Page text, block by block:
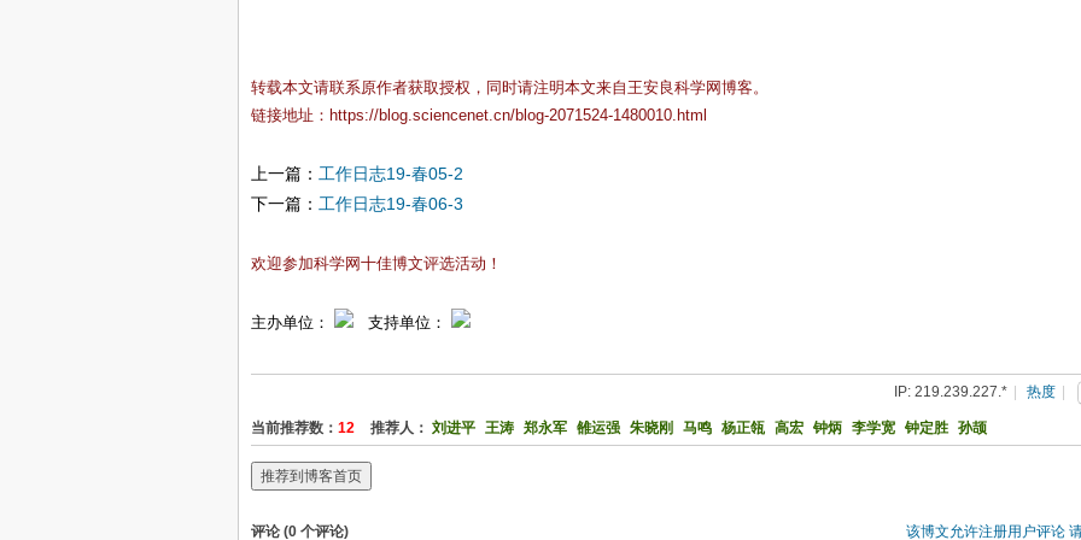
转载本文请联系原作者获取授权，同时请注明本文来自王安良科学网博客。
链接地址： https://blog.sciencenet.cn/blog-2071524-1480010.html
上一篇： 工作日志19-春05-2
下一篇： 工作日志19-春06-3
欢迎参加科学网十佳博文评选活动！
主办单位： 支持单位：
IP: 219.239.227.* | 热度 |
当前推荐数： 12 推荐人： 刘进平 王涛 郑永军 雒运强 朱晓刚 马鸣 杨正瓴 高宏 钟炳 李学宽 钟定胜 孙颉
推荐到博客首页
该博文允许注册用户评论
评论 (0 个评论)